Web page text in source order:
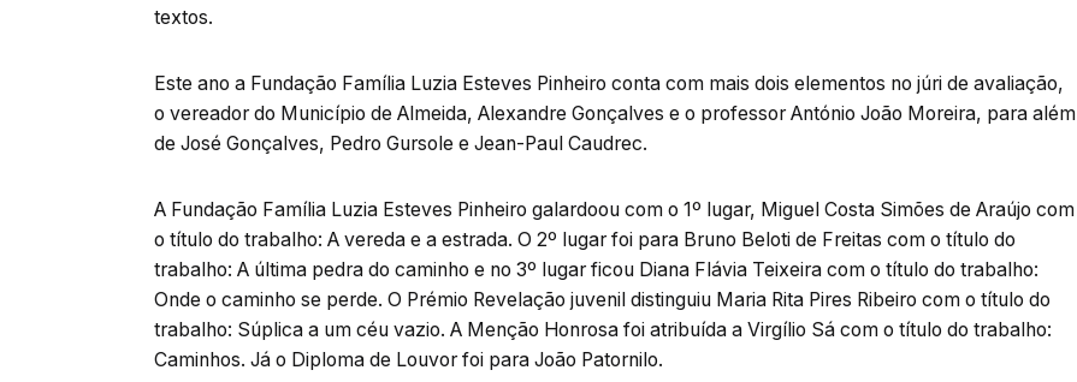
textos.
Este ano a Fundação Família Luzia Esteves Pinheiro conta com mais dois elementos no júri de avaliação,
o vereador do Município de Almeida, Alexandre Gonçalves e o professor António João Moreira, para além
de José Gonçalves, Pedro Gursole e Jean-Paul Caudrec.
A Fundação Família Luzia Esteves Pinheiro galardoou com o 1º lugar, Miguel Costa Simões de Araújo com
o título do trabalho: A vereda e a estrada. O 2º lugar foi para Bruno Beloti de Freitas com o título do
trabalho: A última pedra do caminho e no 3º lugar ficou Diana Flávia Teixeira com o título do trabalho:
Onde o caminho se perde. O Prémio Revelação juvenil distinguiu Maria Rita Pires Ribeiro com o título do
trabalho: Súplica a um céu vazio. A Menção Honrosa foi atribuída a Virgílio Sá com o título do trabalho:
Caminhos. Já o Diploma de Louvor foi para João Patornilo.